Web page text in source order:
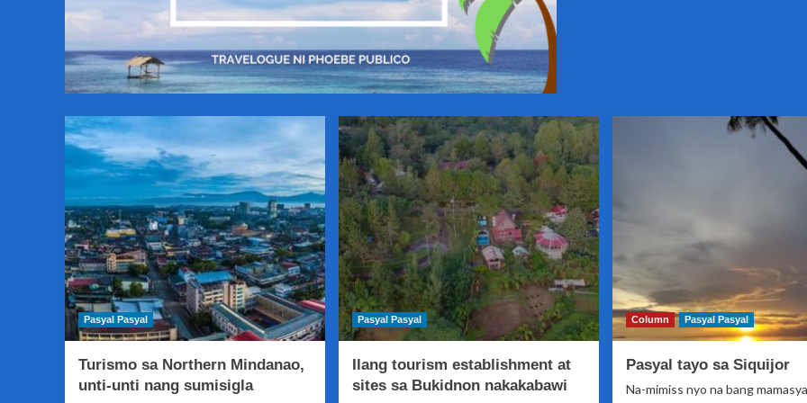
Pasyal Pasyal
Turismo sa Northern Mindanao,
unti-unti nang sumisigla
Pasyal Pasyal
Ilang tourism establishment at
sites sa Bukidnon nakakabawi
Column Pasyal Pasyal
Pasyal tayo sa Siquijor
Na-mimiss nyo na bang